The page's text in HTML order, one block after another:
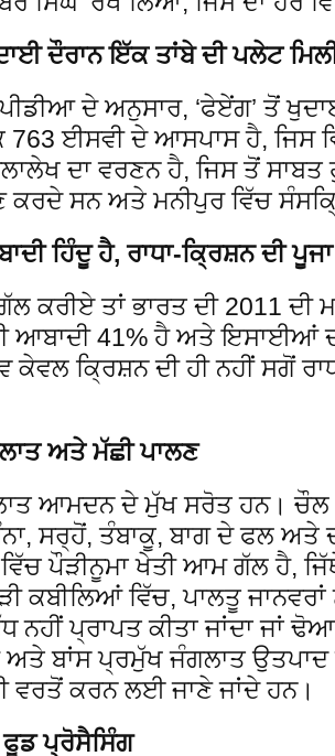
ਦੌਰਾਨ ਇੱਕ ਤਾਂਬੇ ਦੀ ਪਲੇਟ
ਦੇ ਅਨੁਸਾਰ, ‘ਫੇਏਂਗ’ ਤੋਂ
763 ਈਸਵੀ ਦੇ ਆਸਪਾਸ ਹੈ, ਜਿਸ
ਦਾ ਵਰਣਨ ਹੈ, ਜਿਸ ਤੋਂ ਸਾਬਤ
ਕਰਦੇ ਸਨ ਅਤੇ ਮਨੀਪੁਰ ਵਿੱਚ
ਹਿੰਦੂ ਹੈ, ਰਾਧਾ-ਕ੍ਰਿਸ਼ਨ ਦੀ
ਕਰੀਏ ਤਾਂ ਭਾਰਤ ਦੀ 2011
ਆਬਾਦੀ 41% ਹੈ ਅਤੇ ਇਸਾਈਆਂ
ਕੇਵਲ ਕ੍ਰਿਸ਼ਨ ਦੀ ਹੀ ਨਹੀਂ ਸਗੋਂ
ਅਤੇ ਮੱਛੀ ਪਾਲਣ
ਆਮਦਨ ਦੇ ਮੁੱਖ ਸਰੋਤ ਹਨ। ਚੌਲ
ਸਰ੍ਹੋਂ, ਤੰਬਾਕੂ, ਬਾਗ ਦੇ ਫਲ ਅਤੇ
ਪੌੜੀਨੂਮਾ ਖੇਤੀ ਆਮ ਗੱਲ ਹੈ,
ਕਬੀਲਿਆਂ ਵਿੱਚ, ਪਾਲਤੂ
ਨਹੀਂ ਪ੍ਰਾਪਤ ਕੀਤਾ ਜਾਂਦਾ
ਅਤੇ ਬਾਂਸ ਪ੍ਰਮੁੱਖ ਜੰਗਲਾਤ
ਵਰਤੋਂ ਕਰਨ ਲਈ ਜਾਣੇ ਜਾਂਦੇ ਹਨ।
ਫੂਡ ਪ੍ਰੋਸੈਸਿੰਗ